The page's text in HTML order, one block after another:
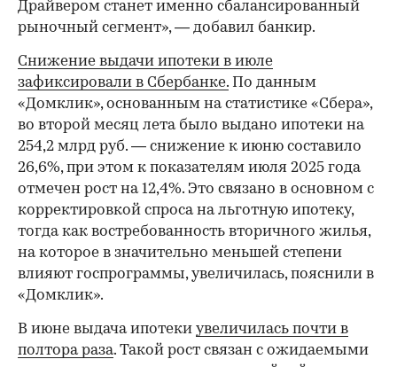
Драйвером станет именно сбалансированный
рыночный сегмент», — добавил банкир.
Снижение выдачи ипотеки в июле
зафиксировали в Сбербанке. По данным
«Домклик», основанным на статистике «Сбера»,
во второй месяц лета было выдано ипотеки на
254,2 млрд руб. — снижение к июню составило
26,6%, при этом к показателям июля 2025 года
отмечен рост на 12,4%. Это связано в основном с
корректировкой спроса на льготную ипотеку,
тогда как востребованность вторичного жилья,
на которое в значительно меньшей степени
влияют госпрограммы, увеличилась, пояснили в
«Домклик».
В июне выдача ипотеки увеличилась почти в
полтора раза. Такой рост связан с ожидаемыми